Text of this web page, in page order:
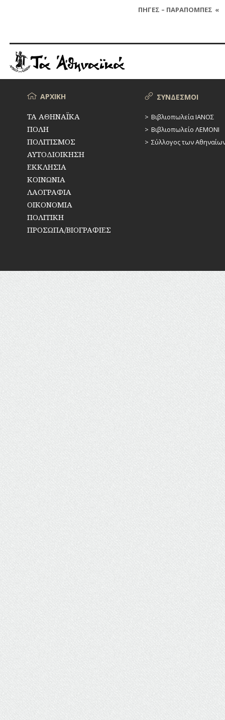
ΠΗΓΕΣ – ΠΑΡΑΠΟΜΠΕΣ
ερευνητές που επιθυμούν
ΜενούΑΡΧΙΚΗ
ΤΑ ΑΘΗΝΑΪΚΑ
ΠΟΛΗ
ΠΟΛΙΤΙΣΜΟΣ
ΑΥΤΟΔΙΟΙΚΗΣΗ
ΕΚΚΛΗΣΙΑ
ΚΟΙΝΩΝΙΑ
ΛΑΟΓΡΑΦΙΑ
ΟΙΚΟΝΟΜΙΑ
ΠΟΛΙΤΙΚΗ
ΠΡΟΣΩΠΑ/ΒΙΟΓΡΑΦΙΕΣ
ΣΥΝΔΕΣΜΟΙ
Βιβλιοπωλεία ΙΑΝΟΣ
Βιβλιοπωλείο ΛΕΜΟΝΙ
Σύλλογος των